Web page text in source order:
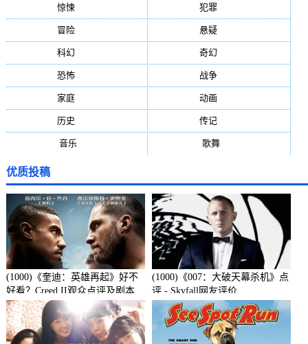
惊悚(648) 犯罪
冒险(377) 悬疑
科幻 奇幻
恐怖(236) 战争
家庭(195) 动画
历史 传记
音乐 歌舞(81)
优质投稿
(1000)《奎迪：英雄再起》好不
好看？Creed II观众点评及剧本
(1000)《007：大破天幕杀机》点
评 - Skyfall网友评价